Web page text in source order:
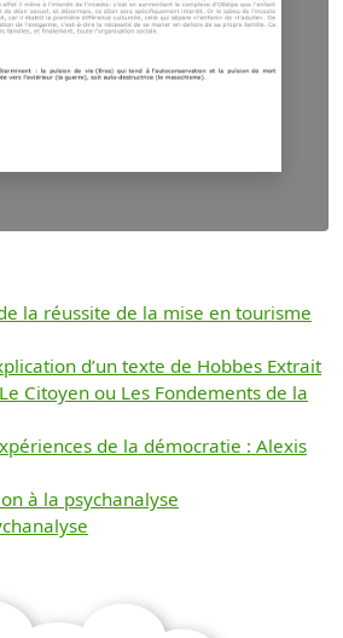
la réussite de la mise en tourisme
d’un texte de Hobbes Extrait
Citoyen ou Les Fondements de la
de la démocratie : Alexis
à la psychanalyse